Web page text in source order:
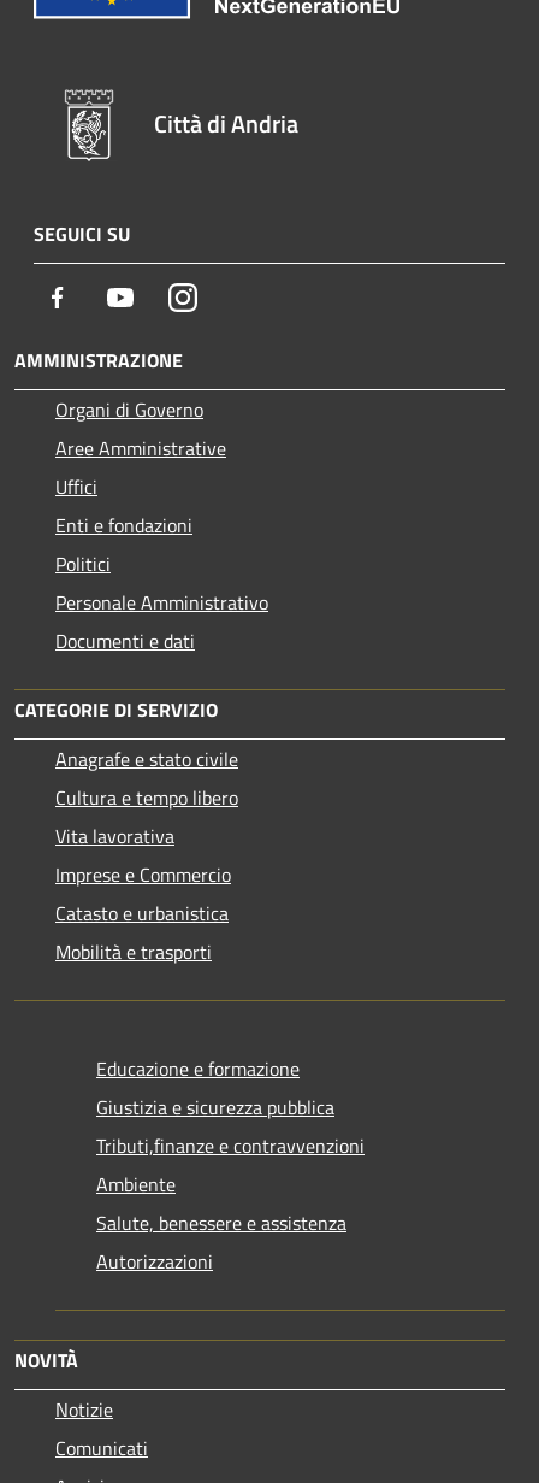
Città di Andria
SEGUICI SU
Facebook YoutubeInstagram
AMMINISTRAZIONE
Organi di Governo
Aree Amministrative
Uffici
Enti e fondazioni
Politici
Personale Amministrativo
Documenti e dati
CATEGORIE DI SERVIZIO
Anagrafe e stato civile
Cultura e tempo libero
Vita lavorativa
Imprese e Commercio
Catasto e urbanistica
Mobilità e trasporti
Educazione e formazione
Giustizia e sicurezza pubblica
Tributi,finanze e contravvenzioni
Ambiente
Salute, benessere e assistenza
Autorizzazioni
NOVITÀ
Notizie
Comunicati